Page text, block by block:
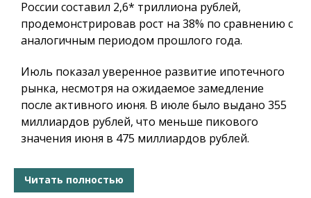
России составил 2,6* триллиона рублей,
продемонстрировав рост на 38% по сравнению с
аналогичным периодом прошлого года.
Июль показал уверенное развитие ипотечного
рынка, несмотря на ожидаемое замедление
после активного июня. В июле было выдано 355
миллиардов рублей, что меньше пикового
значения июня в 475 миллиардов рублей.
Читать полностью